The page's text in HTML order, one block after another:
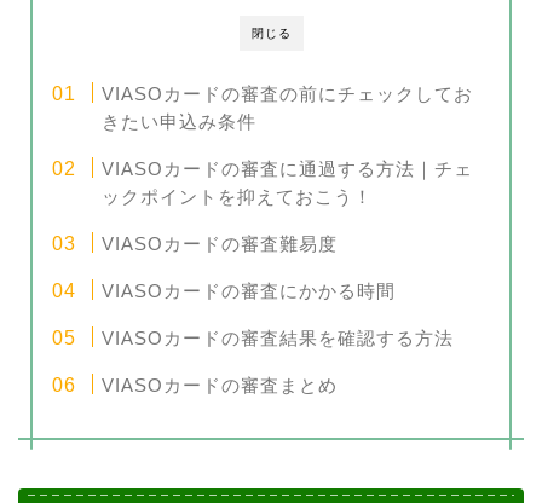
閉じる
VIASOカードの審査の前にチェックしてお
きたい申込み条件
VIASOカードの審査に通過する方法｜チェ
ックポイントを抑えておこう！
VIASOカードの審査難易度
VIASOカードの審査にかかる時間
VIASOカードの審査結果を確認する方法
VIASOカードの審査まとめ